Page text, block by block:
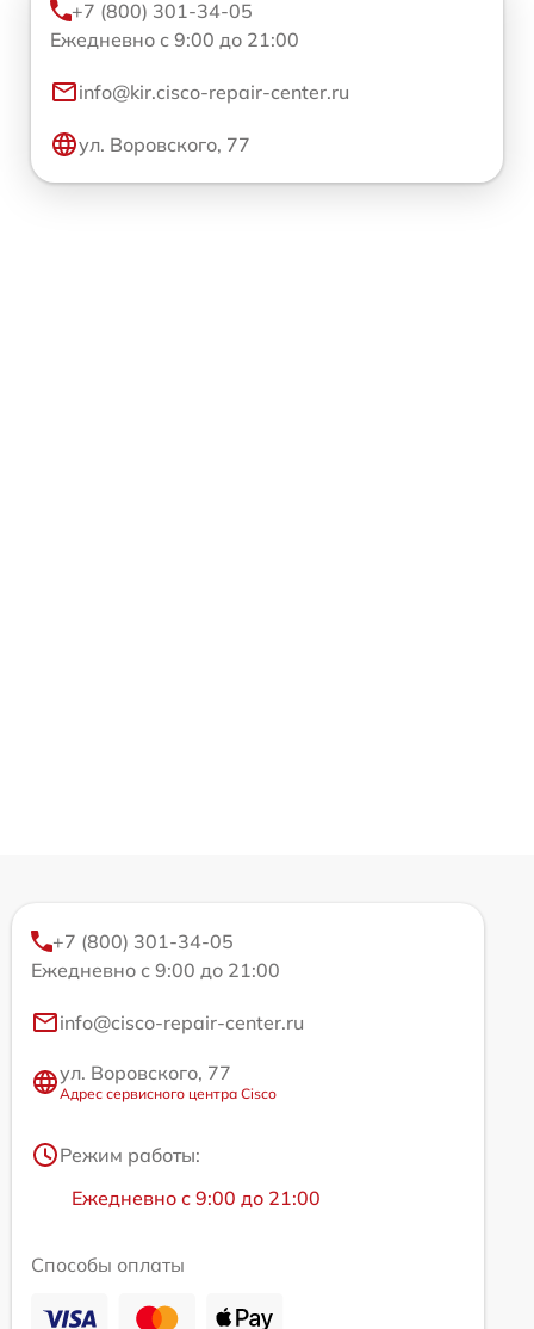
+7 (800) 301-34-05
Ежедневно с 9:00 до 21:00
info@kir.cisco-repair-center.ru
ул. Воровского, 77
+7 (800) 301-34-05
Ежедневно с 9:00 до 21:00
info@cisco-repair-center.ru
ул. Воровского, 77
Адрес сервисного центра Cisco
Режим работы:
Ежедневно с 9:00 до 21:00
Способы оплаты